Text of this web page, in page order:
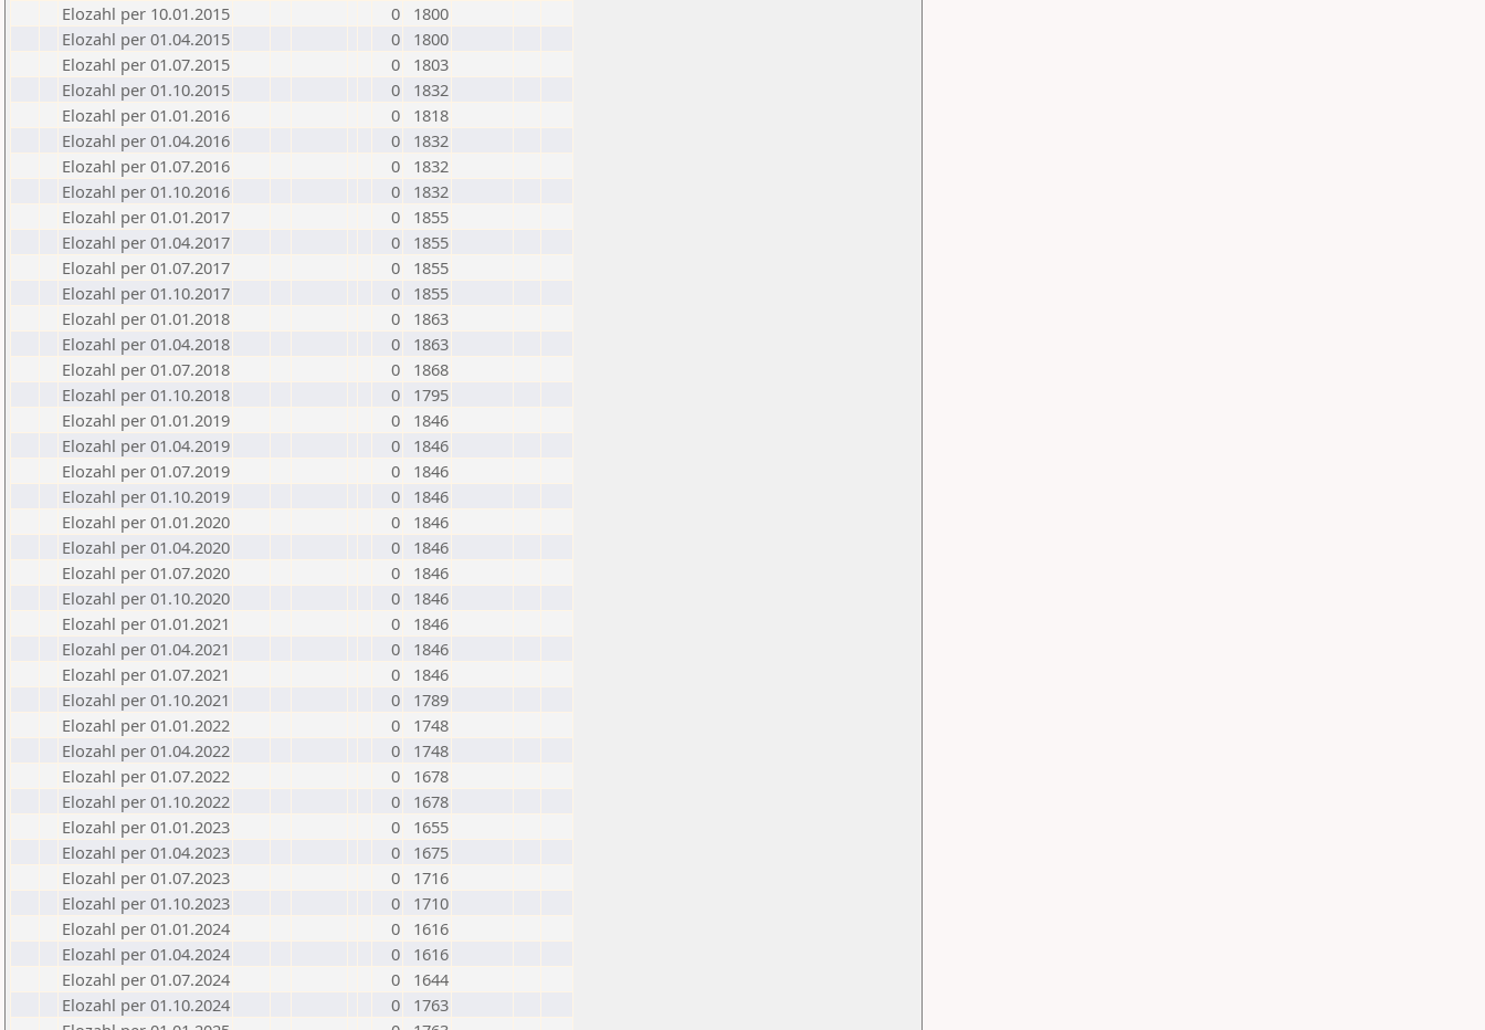
Elozahl per 10.01.2015
0
1800
Elozahl per 01.04.2015
0
1800
Elozahl per 01.07.2015
0
1803
Elozahl per 01.10.2015
0
1832
Elozahl per 01.01.2016
0
1818
Elozahl per 01.04.2016
0
1832
Elozahl per 01.07.2016
0
1832
Elozahl per 01.10.2016
0
1832
Elozahl per 01.01.2017
0
1855
Elozahl per 01.04.2017
0
1855
Elozahl per 01.07.2017
0
1855
Elozahl per 01.10.2017
0
1855
Elozahl per 01.01.2018
0
1863
Elozahl per 01.04.2018
0
1863
Elozahl per 01.07.2018
0
1868
Elozahl per 01.10.2018
0
1795
Elozahl per 01.01.2019
0
1846
Elozahl per 01.04.2019
0
1846
Elozahl per 01.07.2019
0
1846
Elozahl per 01.10.2019
0
1846
Elozahl per 01.01.2020
0
1846
Elozahl per 01.04.2020
0
1846
Elozahl per 01.07.2020
0
1846
Elozahl per 01.10.2020
0
1846
Elozahl per 01.01.2021
0
1846
Elozahl per 01.04.2021
0
1846
Elozahl per 01.07.2021
0
1846
Elozahl per 01.10.2021
0
1789
Elozahl per 01.01.2022
0
1748
Elozahl per 01.04.2022
0
1748
Elozahl per 01.07.2022
0
1678
Elozahl per 01.10.2022
0
1678
Elozahl per 01.01.2023
0
1655
Elozahl per 01.04.2023
0
1675
Elozahl per 01.07.2023
0
1716
Elozahl per 01.10.2023
0
1710
Elozahl per 01.01.2024
0
1616
Elozahl per 01.04.2024
0
1616
Elozahl per 01.07.2024
0
1644
Elozahl per 01.10.2024
0
1763